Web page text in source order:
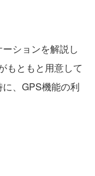
ションを解説し
もともと用意して
、GPS機能の利